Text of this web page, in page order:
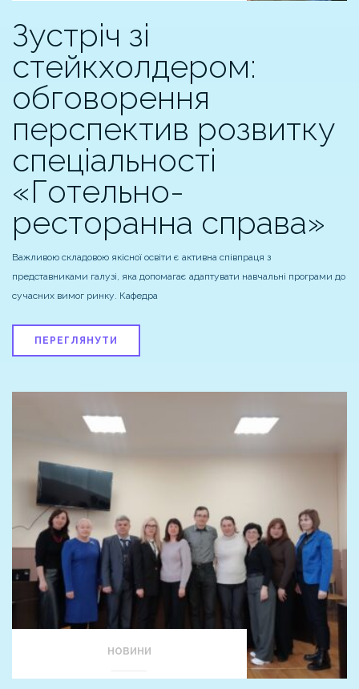
Зустріч зі
стейкхолдером:
обговорення
перспектив розвитку
спеціальності
«Готельно-
ресторанна справа»
Важливою складовою якісної освіти є активна співпраця з
представниками галузі, яка допомагає адаптувати навчальні програми до
сучасних вимог ринку. Кафедра
ПЕРЕГЛЯНУТИ
НОВИНИ